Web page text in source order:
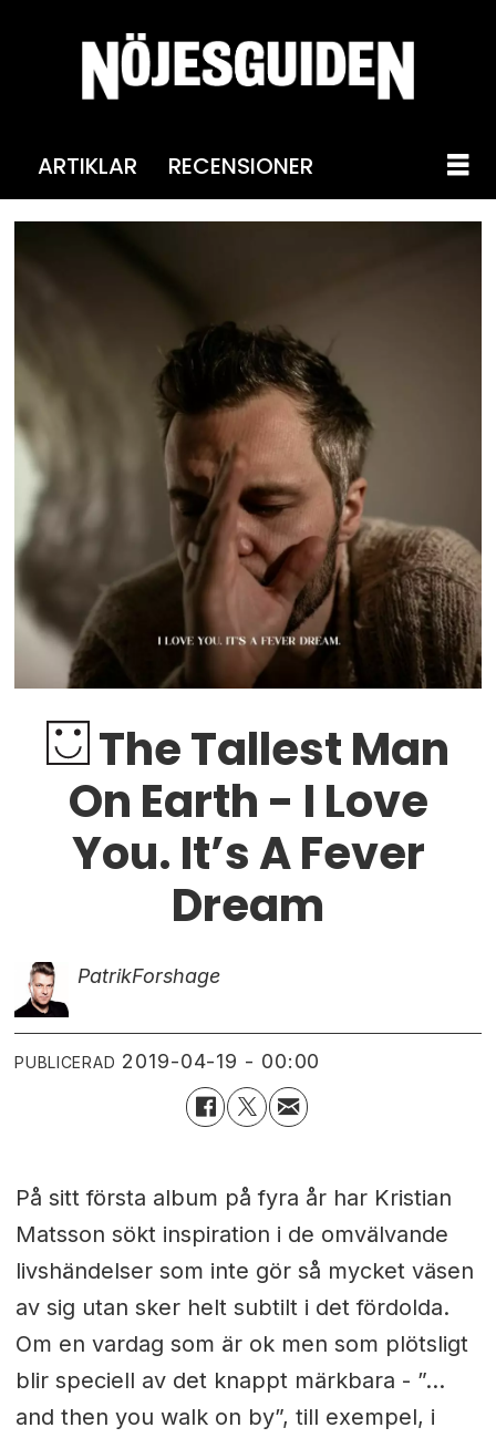
ARTIKLAR RECENSIONER
The Tallest Man
On Earth - I Love
You. It’s A Fever
Dream
PatrikForshage
PUBLICERAD 2019-04-19 - 00:00
På sitt första album på fyra år har Kristian
Matsson sökt inspiration i de omvälvande
livshändelser som inte gör så mycket väsen
av sig utan sker helt subtilt i det fördolda.
Om en vardag som är ok men som plötsligt
blir speciell av det knappt märkbara - ”…
and then you walk on by”, till exempel, i